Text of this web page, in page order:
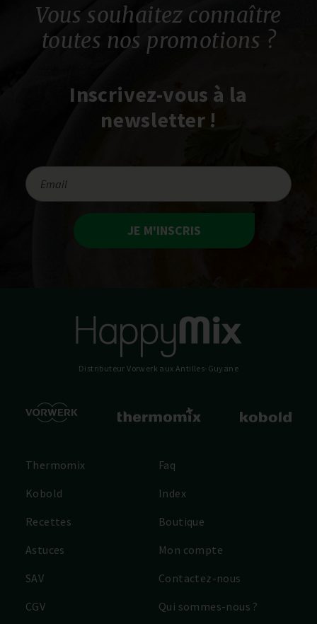
Vous souhaitez connaître
toutes nos promotions ?
Inscrivez-vous à la
newsletter !
JE M'INSCRIS
Distributeur Vorwerk aux Antilles-Guyane
Thermomix
Kobold
Recettes
Astuces
SAV
CGV
Faq
Index
Boutique
Mon compte
Contactez-nous
Qui sommes-nous ?